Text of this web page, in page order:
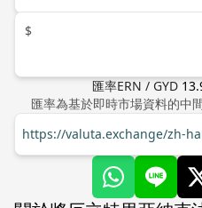
$
匯率ERN / GYD
匯率為基於即時市場資料的中
https://valuta.exchange/zh-